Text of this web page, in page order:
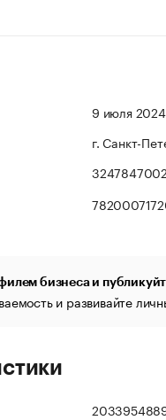
9 июля 2024
г. Санкт-
бизнеса и
и развивайте